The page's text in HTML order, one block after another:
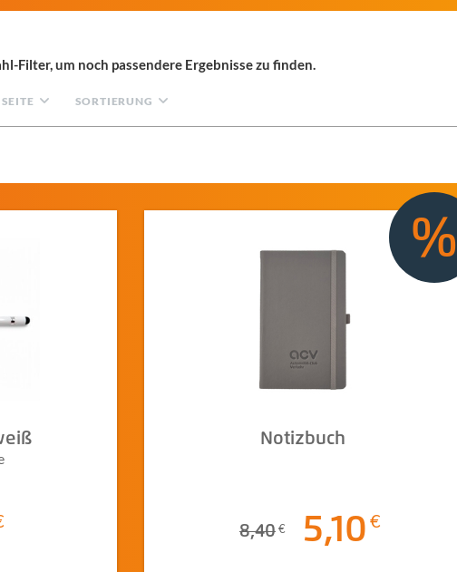
Filter, um noch passendere Ergebnisse zu finden.
SORTIERUNG
%
Notizbuch
8,40 5,10